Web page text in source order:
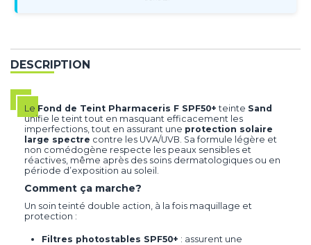
DESCRIPTION
Le Fond de Teint Pharmaceris F SPF50+ teinte Sand
unifie le teint tout en masquant efficacement les
imperfections, tout en assurant une protection solaire
large spectre contre les UVA/UVB. Sa formule légère et
non comédogène respecte les peaux sensibles et
réactives, même après des soins dermatologiques ou en
période d’exposition au soleil.
Comment ça marche?
Un soin teinté double action, à la fois maquillage et
protection :
Filtres photostables SPF50+ : assurent une